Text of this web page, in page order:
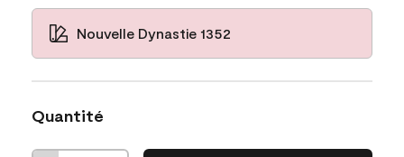
Nouvelle Dynastie 1352
Quantité